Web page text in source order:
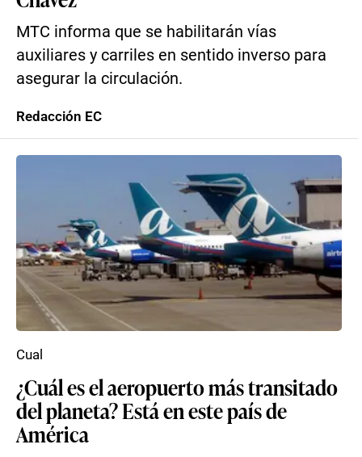
MTC informa que se habilitarán vías
auxiliares y carriles en sentido inverso para
asegurar la circulación.
Redacción EC
¿Cuál es el aeropuerto más transitado
del planeta? Está en este país de
América
Cual